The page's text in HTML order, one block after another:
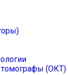
томографы (ОКТ)